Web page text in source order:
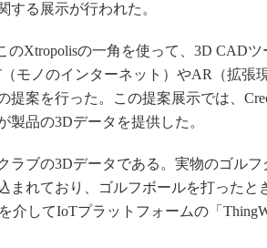
メイドインジャパン
植物工場
知財マネジメント
グローバル設計・開発
制御セキュリティ
する展示が行われた。
Xtropolisの一角を使って、3D CADツ
（モノのインターネット）やAR（拡張
提案を行った。この提案展示では、
製品の3Dデータを提供した。
ブの3Dデータである。実物のゴルフ
まれており、ゴルフボールを打ったと
介してIoTプラットフォームの「